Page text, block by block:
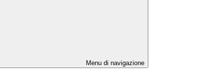
Menu di navigazione